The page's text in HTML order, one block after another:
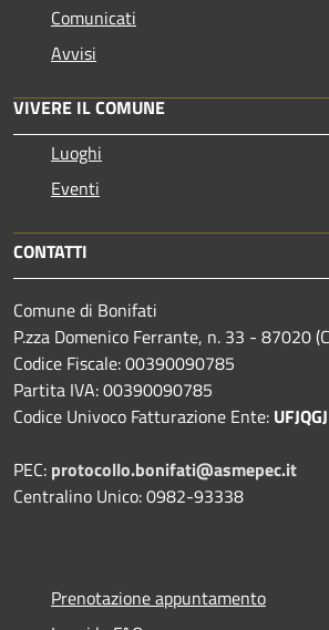
Comunicati
Avvisi
VIVERE IL COMUNE
Luoghi
Eventi
CONTATTI
Comune di Bonifati
P.zza Domenico Ferrante, n. 33 - 87020
Codice Fiscale: 00390090785
Partita IVA: 00390090785
Codice Univoco Fatturazione Ente: UFJQGJ
PEC: protocollo.bonifati@asmepec.it
Centralino Unico: 0982-93338
Prenotazione appuntamento